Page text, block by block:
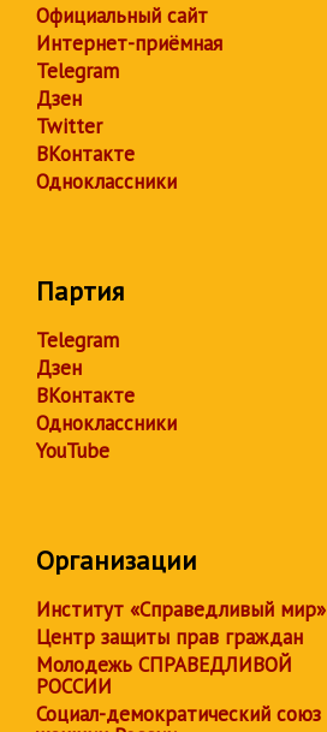
Официальный сайт
Интернет-приёмная
Telegram
Дзен
Twitter
ВКонтакте
Одноклассники
Партия
Telegram
Дзен
ВКонтакте
Одноклассники
YouTube
Организации
Институт «Справедливый мир»
Центр защиты прав граждан
Молодежь СПРАВЕДЛИВОЙ
РОССИИ
Социал-демократический союз